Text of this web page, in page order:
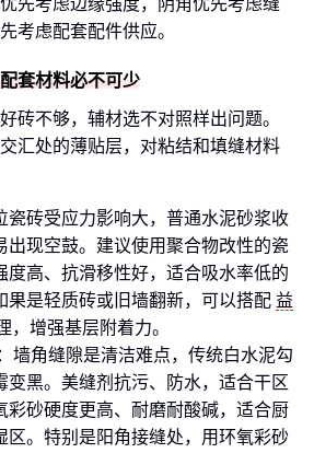
先考虑边缘强度，阴角优先考虑缝
考虑配套配件供应。
套材料必不可少
砖不够，辅材选不对照样出问题。
汇处的薄贴层，对粘结和填缝材料
瓷砖受应力影响大，普通水泥砂浆收
出现空鼓。建议使用聚合物改性的瓷
度高、抗滑移性好，适合吸水率低的
果是轻质砖或旧墙翻新，可以搭配 益
，增强基层附着力。
：墙角缝隙是清洁难点，传统白水泥勾
变黑。美缝剂抗污、防水，适合干区
彩砂硬度更高、耐磨耐酸碱，适合厨
区。特别是阳角接缝处，用环氧彩砂